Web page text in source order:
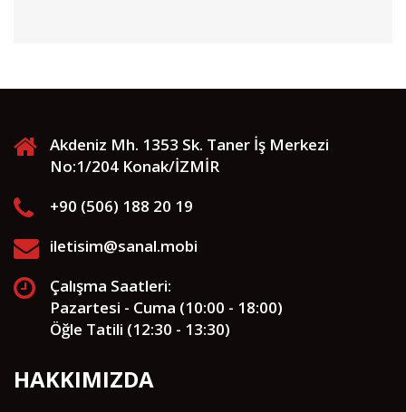
Akdeniz Mh. 1353 Sk. Taner İş Merkezi
No:1/204 Konak/İZMİR
+90 (506) 188 20 19
iletisim@sanal.mobi
Çalışma Saatleri:
Pazartesi - Cuma (10:00 - 18:00)
Öğle Tatili (12:30 - 13:30)
HAKKIMIZDA